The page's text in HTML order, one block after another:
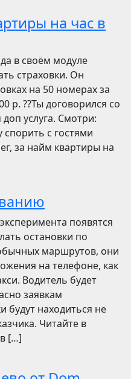
на час в
в своём модуле
страховки. Он
на 50 номерах за
р. ??Ты договорился со
услуга. Смотри:
спорить с гостями
за найм квартиры на
появятся
остановки по
маршрутов, они
на телефоне, как
Водитель будет
заявкам
будут находиться не
Читайте в
[…]